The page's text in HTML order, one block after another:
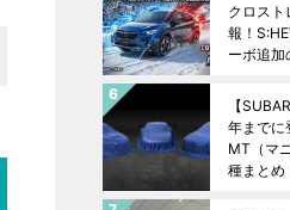
クロスト
報！
ーボ追加
【
年までに
MT（マ
種まとめ